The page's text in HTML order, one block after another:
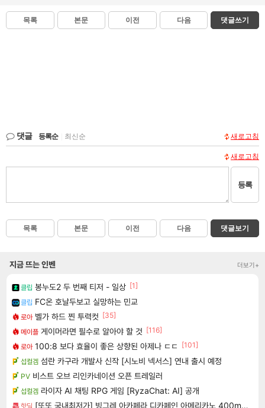
목록 본문 이전 다음 댓글쓰기
댓글 등록순 최신순 새로고침
새로고침
등록
목록 본문 이전 다음 댓글보기
지금 뜨는 인벤 더보기+
클립 봉누도2 두 번째 티저 - 일상 [1]
클립 FC온 호날두보고 실망하는 민교
로아 벨가 하드 찐 투력컷 [35]
메이플 게이머라면 필수로 알아야 할 것 [116]
로아 100:8 보다 효율이 좋은 상향된 아제나 ㄷㄷ
[101]
섭컬겜 섬란 카구라 개발사 신작 [시노비 넥서스] 연내 출시 예정
PV 비스트 오브 리인카네이션 오픈 트레일러
섭컬겜 라이자 AI 채팅 RPG 게임 [RyzaChat: AI] 공개
핫딜 [또또 국내최저가] 빙그레 아카페라 디카페인 아메리카노 400ml x 20개